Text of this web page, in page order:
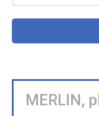
MERLIN,